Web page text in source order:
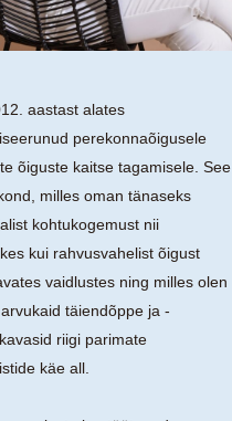
aastast alates
perekonnaõigusele
õiguste kaitse tagamisele. See
milles oman tänaseks
kohtukogemust nii
kui rahvusvahelist õigust
vaidlustes ning milles olen
täiendõppe ja -
riigi parimate
käe all.